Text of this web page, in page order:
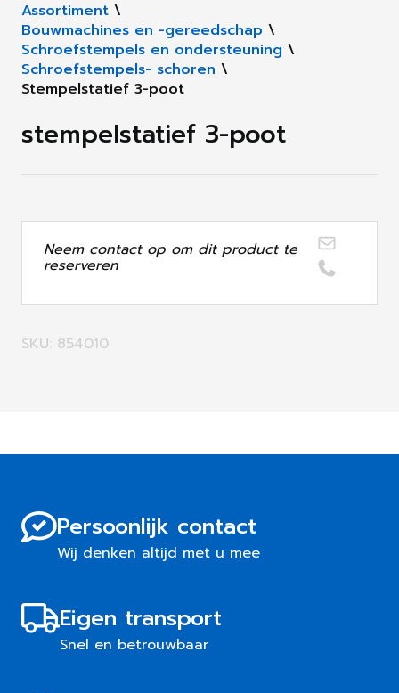
Assortiment \
Bouwmachines en -gereedschap \
Schroefstempels en ondersteuning \
Schroefstempels- schoren \
Stempelstatief 3-poot
stempelstatief 3-poot
Neem contact op om dit product te
reserveren
SKU: 854010
Persoonlijk contact
Wij denken altijd met u mee
Eigen transport
Snel en betrouwbaar